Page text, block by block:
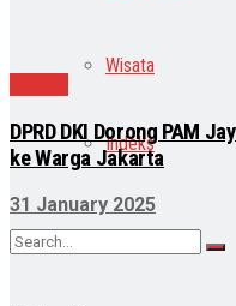
Wisata
Indeks
DPRD DKI Dorong PAM
ke Warga Jakarta
31 January 2025